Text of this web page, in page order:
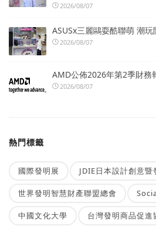
2026/08/07
ASUSx三麗鷗耍酷聯萌 潮玩
2026/08/07
AMD公佈2026年第2季財務
2026/08/07
熱門標籤
國際發明展 JDIE日本設計創意暨
世界發明智慧財產聯盟總會
中國文化大學 台灣發明商品促進